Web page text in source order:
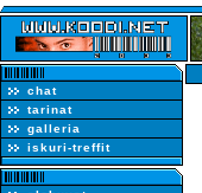
chat
tarinat
galleria
iskuri-treffit